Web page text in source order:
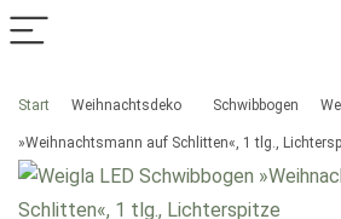
Start Weihnachtsdeko Schwibbogen
»Weihnachtsmann auf Schlitten«, 1 tlg.,